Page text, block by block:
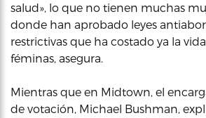
salud», lo que no tienen muchas
donde han aprobado leyes
restrictivas que ha costado ya la
féminas, asegura.
Mientras que en Midtown, el
de votación, Michael Bushman,